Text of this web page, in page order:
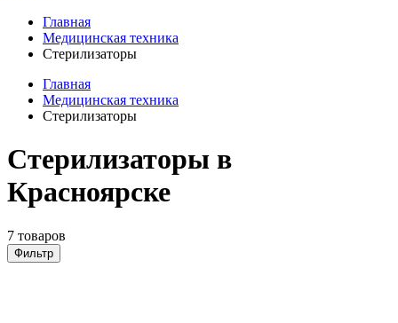
Главная
Медицинская техника
Стерилизаторы
Главная
Медицинская техника
Стерилизаторы
Стерилизаторы в
Красноярске
7 товаров
Фильтр